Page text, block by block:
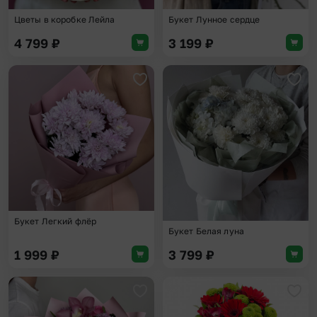
Цветы в коробке Лейла
4 799 ₽
Букет Лунное сердце
3 199 ₽
Добавить в избранное
Букет Легкий флёр
1 999 ₽
Букет Белая луна
3 799 ₽
Добавить в избранное